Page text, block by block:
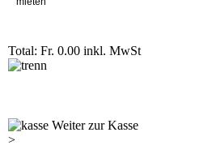
Total: Fr. 0.00 inkl. MwSt
Weiter zur Kasse
>